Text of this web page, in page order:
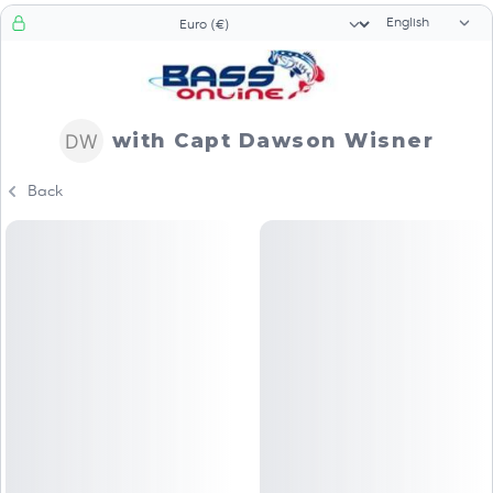
Currency selector Language
with Capt Dawson Wisner
Back